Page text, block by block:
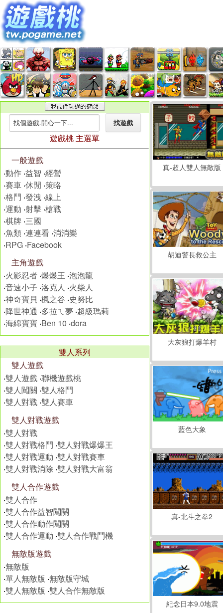
遊戲桃 主選單
一般遊戲
‧動作 ‧益智 ‧經營
‧賽車 ‧休閒 ‧策略
‧格鬥 ‧發洩 ‧線上
‧運動 ‧射擊 ‧槍戰
‧棋牌 ‧三國
‧魚類 ‧連連看 ‧消消樂
‧RPG ‧Facebook
主角遊戲
‧火影忍者 ‧爆爆王 ‧泡泡龍
‧音速小子 ‧洛克人 ‧火柴人
‧神奇寶貝 ‧楓之谷 ‧史努比
‧降世神通 ‧多拉ㄟ夢 ‧超級瑪莉
‧海綿寶寶 ‧Ben 10 ‧dora
雙人系列
雙人遊戲
‧雙人遊戲 ‧聯機遊戲桃
‧雙人闖關 ‧雙人格鬥
‧雙人對戰 ‧雙人賽車
雙人對戰遊戲
‧雙人對戰
‧雙人對戰格鬥 ‧雙人對戰爆爆王
‧雙人對戰運動 ‧雙人對戰賽車
‧雙人對戰消除 ‧雙人對戰大富翁
雙人合作遊戲
‧雙人合作
‧雙人合作益智闖關
‧雙人合作動作闖關
‧雙人合作運動 ‧雙人合作戰鬥機
無敵版遊戲
‧無敵版
‧單人無敵版 ‧無敵版守城
‧雙人無敵版 ‧雙人合作無敵版
真-超人雙人無敵版
胡迪警長救公主
大灰狼打爆羊村
藍色大象
真-北斗之拳2
紀念日本9.0地震